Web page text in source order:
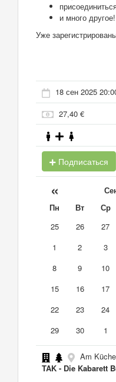
и много другое!
Уже
18 сен 2025
27,40 €
Подписаться
«
Пн Вт Ср
25
26 27
1
2 3
8
9 10
15
16 17
22
23 24
29
30 1
Am
TAK - Die Kabarett